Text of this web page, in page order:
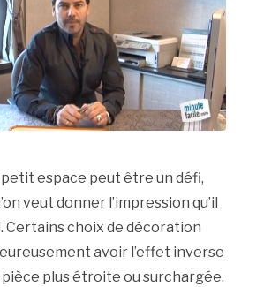
espace peut être un défi,
veut donner l’impression qu’il
Certains choix de décoration
avoir l’effet inverse
plus étroite ou surchargée.